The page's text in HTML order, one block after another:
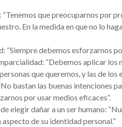
que preocuparnos por
En la medida en que no lo
“Siempre debemos esforzarnos
“Debemos aplicar los
que queremos, y las de los
bastan las buenas intenciones
por usar medios eficaces”.
elegir dañar a un ser humano:
aspecto de su identidad personal.”